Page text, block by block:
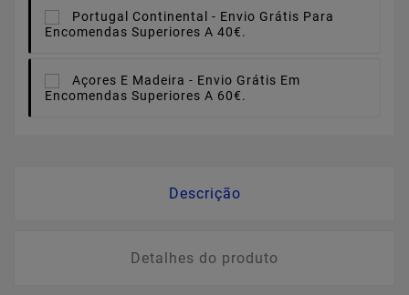
Portugal Continental - Envio Grátis Para
Encomendas Superiores A 40€.
Açores E Madeira - Envio Grátis Em
Encomendas Superiores A 60€.
Descrição
Detalhes do produto